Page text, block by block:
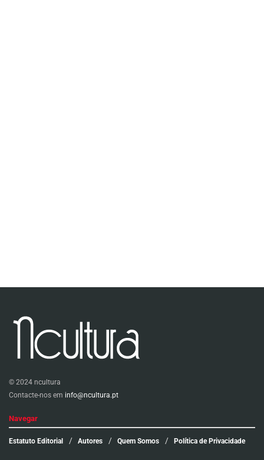
© 2024 ncultura
Contacte-nos em info@ncultura.pt
Navegar
Estatuto Editorial Autores Quem Somos Política de Privacidade